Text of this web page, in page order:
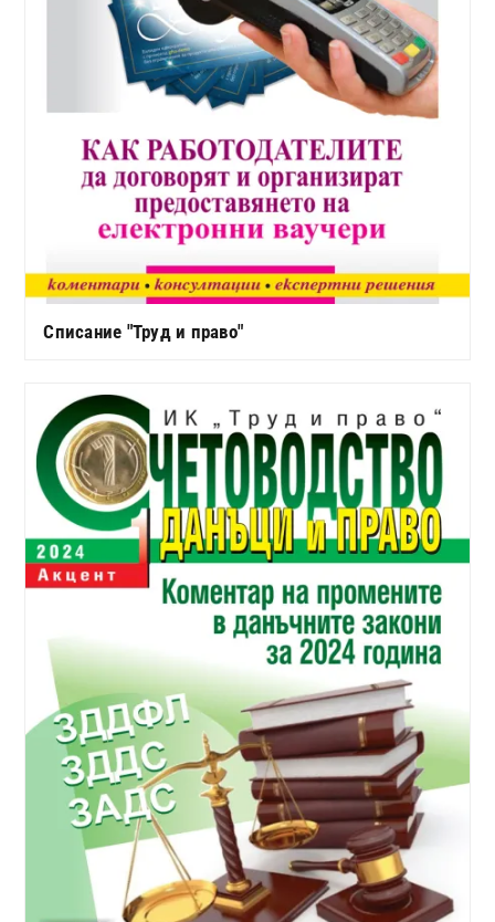
Списание "Труд и право"